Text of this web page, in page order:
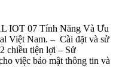
IOT 07 Tính Năng Và Ưu
Việt Nam. – Cài đặt và sử
chiều tiện lợi – Sử
việc bảo mật thông tin và